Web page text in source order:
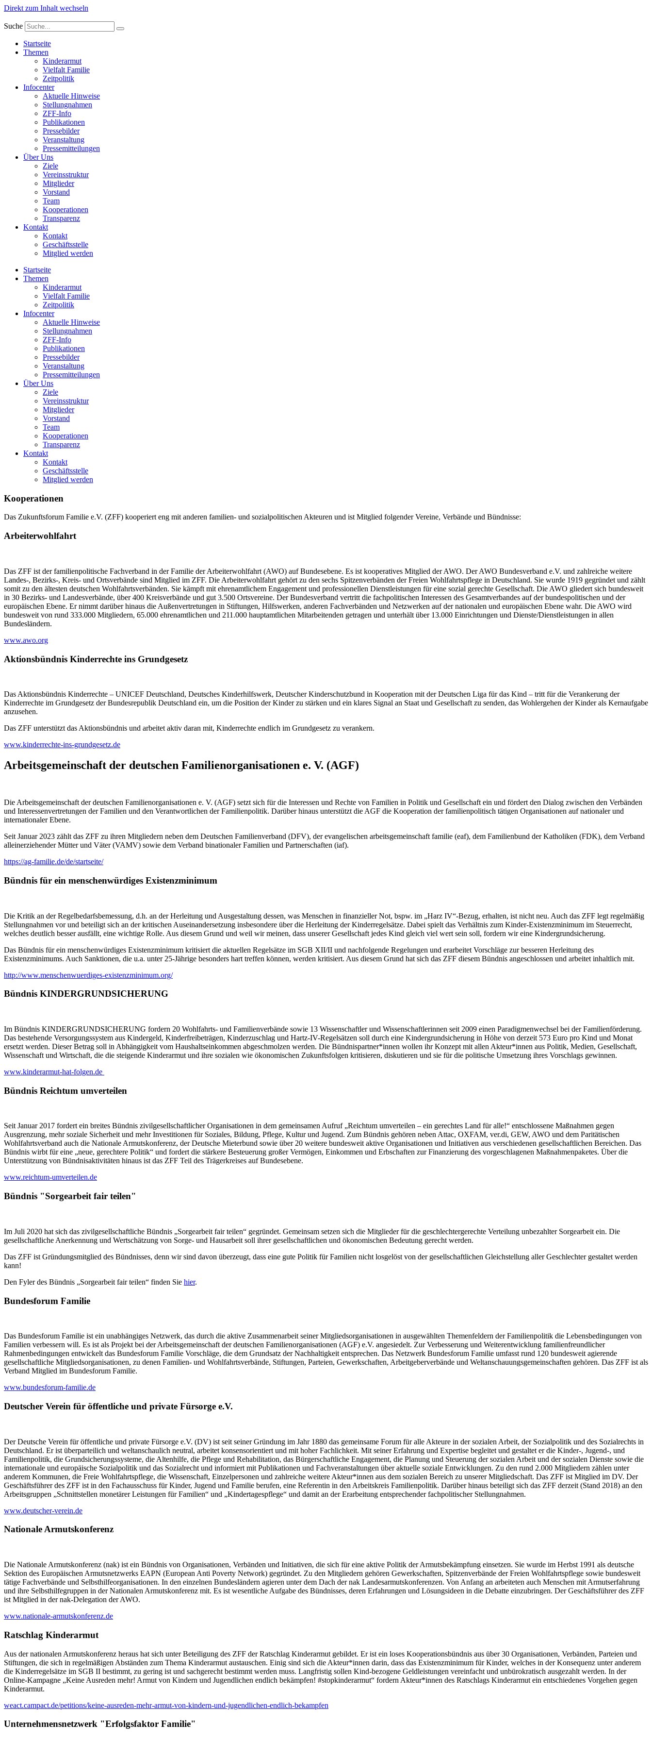
Direkt zum Inhalt wechseln
Suche
Startseite
Themen
Kinderarmut
Vielfalt Familie
Zeitpolitik
Infocenter
Aktuelle Hinweise
Stellungnahmen
ZFF-Info
Publikationen
Pressebilder
Veranstaltung
Pressemitteilungen
Über Uns
Ziele
Vereinsstruktur
Mitglieder
Vorstand
Team
Kooperationen
Transparenz
Kontakt
Kontakt
Geschäftsstelle
Mitglied werden
Startseite
Themen
Kinderarmut
Vielfalt Familie
Zeitpolitik
Infocenter
Aktuelle Hinweise
Stellungnahmen
ZFF-Info
Publikationen
Pressebilder
Veranstaltung
Pressemitteilungen
Über Uns
Ziele
Vereinsstruktur
Mitglieder
Vorstand
Team
Kooperationen
Transparenz
Kontakt
Kontakt
Geschäftsstelle
Mitglied werden
Kooperationen
Das Zukunftsforum Familie e.V. (ZFF) kooperiert eng mit anderen familien- und sozialpolitischen Akteuren und ist Mitglied folgender Vereine, Verbände und Bündnisse:
Arbeiterwohlfahrt
Das ZFF ist der familienpolitische Fachverband in der Familie der Arbeiterwohlfahrt (AWO) auf Bundesebene. Es ist kooperatives Mitglied der AWO. Der AWO Bundesverband e.V. und zahlreiche weitere
Landes-, Bezirks-, Kreis- und Ortsverbände sind Mitglied im ZFF. Die Arbeiterwohlfahrt gehört zu den sechs Spitzenverbänden der Freien Wohlfahrtspflege in Deutschland. Sie wurde 1919 gegründet und zählt
somit zu den ältesten deutschen Wohlfahrtsverbänden. Sie kämpft mit ehrenamtlichem Engagement und professionellen Dienstleistungen für eine sozial gerechte Gesellschaft. Die AWO gliedert sich bundesweit
in 30 Bezirks- und Landesverbände, über 400 Kreisverbände und gut 3.500 Ortsvereine. Der Bundesverband vertritt die fachpolitischen Interessen des Gesamtverbandes auf der bundespolitischen und der
europäischen Ebene. Er nimmt darüber hinaus die Außenvertretungen in Stiftungen, Hilfswerken, anderen Fachverbänden und Netzwerken auf der nationalen und europäischen Ebene wahr. Die AWO wird
bundesweit von rund 333.000 Mitgliedern, 65.000 ehrenamtlichen und 211.000 hauptamtlichen Mitarbeitenden getragen und unterhält über 13.000 Einrichtungen und Dienste/Dienstleistungen in allen
Bundesländern.
www.awo.org
Aktionsbündnis Kinderrechte ins Grundgesetz
Das Aktionsbündnis Kinderrechte – UNICEF Deutschland, Deutsches Kinderhilfswerk, Deutscher Kinderschutzbund in Kooperation mit der Deutschen Liga für das Kind – tritt für die Verankerung der
Kinderrechte im Grundgesetz der Bundesrepublik Deutschland ein, um die Position der Kinder zu stärken und ein klares Signal an Staat und Gesellschaft zu senden, das Wohlergehen der Kinder als Kernaufgabe
anzusehen.
Das ZFF unterstützt das Aktionsbündnis und arbeitet aktiv daran mit, Kinderrechte endlich im Grundgesetz zu verankern.
www.kinderrechte-ins-grundgesetz.de
Arbeitsgemeinschaft der deutschen Familienorganisationen e. V. (AGF)
Die Arbeitsgemeinschaft der deutschen Familienorganisationen e. V. (AGF) setzt sich für die Interessen und Rechte von Familien in Politik und Gesellschaft ein und fördert den Dialog zwischen den Verbänden
und Interessenvertretungen der Familien und den Verantwortlichen der Familienpolitik. Darüber hinaus unterstützt die AGF die Kooperation der familienpolitisch tätigen Organisationen auf nationaler und
internationaler Ebene.
Seit Januar 2023 zählt das ZFF zu ihren Mitgliedern neben dem Deutschen Familienverband (DFV), der evangelischen arbeitsgemeinschaft familie (eaf), dem Familienbund der Katholiken (FDK), dem Verband
alleinerziehender Mütter und Väter (VAMV) sowie dem Verband binationaler Familien und Partnerschaften (iaf).
https://ag-familie.de/de/startseite/
Bündnis für ein menschenwürdiges Existenzminimum
Die Kritik an der Regelbedarfsbemessung, d.h. an der Herleitung und Ausgestaltung dessen, was Menschen in finanzieller Not, bspw. im „Harz IV“-Bezug, erhalten, ist nicht neu. Auch das ZFF legt regelmäßig
Stellungnahmen vor und beteiligt sich an der kritischen Auseinandersetzung insbesondere über die Herleitung der Kinderregelsätze. Dabei spielt das Verhältnis zum Kinder-Existenzminimum im Steuerrecht,
welches deutlich besser ausfällt, eine wichtige Rolle. Aus diesem Grund und weil wir meinen, dass unserer Gesellschaft jedes Kind gleich viel wert sein soll, fordern wir eine Kindergrundsicherung.
Das Bündnis für ein menschenwürdiges Existenzminimum kritisiert die aktuellen Regelsätze im SGB XII/II und nachfolgende Regelungen und erarbeitet Vorschläge zur besseren Herleitung des
Existenzminimums. Auch Sanktionen, die u.a. unter 25-Jährige besonders hart treffen können, werden kritisiert. Aus diesem Grund hat sich das ZFF diesem Bündnis angeschlossen und arbeitet inhaltlich mit.
http://www.menschenwuerdiges-existenzminimum.org/
Bündnis KINDERGRUNDSICHERUNG
Im Bündnis KINDERGRUNDSICHERUNG fordern 20 Wohlfahrts- und Familienverbände sowie 13 Wissenschaftler und Wissenschaftlerinnen seit 2009 einen Paradigmenwechsel bei der Familienförderung.
Das bestehende Versorgungssystem aus Kindergeld, Kinderfreibeträgen, Kinderzuschlag und Hartz-IV-Regelsätzen soll durch eine Kindergrundsicherung in Höhe von derzeit 573 Euro pro Kind und Monat
ersetzt werden. Dieser Betrag soll in Abhängigkeit vom Haushaltseinkommen abgeschmolzen werden. Die Bündnispartner*innen wollen ihr Konzept mit allen Akteur*innen aus Politik, Medien, Gesellschaft,
Wissenschaft und Wirtschaft, die die steigende Kinderarmut und ihre sozialen wie ökonomischen Zukunftsfolgen kritisieren, diskutieren und sie für die politische Umsetzung ihres Vorschlags gewinnen.
www.kinderarmut-hat-folgen.de
Bündnis Reichtum umverteilen
Seit Januar 2017 fordert ein breites Bündnis zivilgesellschaftlicher Organisationen in dem gemeinsamen Aufruf „Reichtum umverteilen – ein gerechtes Land für alle!“ entschlossene Maßnahmen gegen
Ausgrenzung, mehr soziale Sicherheit und mehr Investitionen für Soziales, Bildung, Pflege, Kultur und Jugend. Zum Bündnis gehören neben Attac, OXFAM, ver.di, GEW, AWO und dem Paritätischen
Wohlfahrtsverband auch die Nationale Armutskonferenz, der Deutsche Mieterbund sowie über 20 weitere bundesweit aktive Organisationen und Initiativen aus verschiedenen gesellschaftlichen Bereichen. Das
Bündnis wirbt für eine „neue, gerechtere Politik“ und fordert die stärkere Besteuerung großer Vermögen, Einkommen und Erbschaften zur Finanzierung des vorgeschlagenen Maßnahmenpaketes. Über die
Unterstützung von Bündnisaktivitäten hinaus ist das ZFF Teil des Trägerkreises auf Bundesebene.
www.reichtum-umverteilen.de
Bündnis "Sorgearbeit fair teilen"
Im Juli 2020 hat sich das zivilgesellschaftliche Bündnis „Sorgearbeit fair teilen“ gegründet. Gemeinsam setzen sich die Mitglieder für die geschlechtergerechte Vertei­lung unbezahlter Sorgearbeit ein. Die
gesellschaftliche Anerkennung und Wertschätzung von Sorge- und Hausarbeit soll ihrer gesellschaftlichen und ökonomischen Bedeutung gerecht werden.
Das ZFF ist Gründungsmitglied des Bündnisses, denn wir sind davon überzeugt, dass eine gute Politik für Familien nicht losgelöst von der gesellschaftlichen Gleichstellung aller Geschlechter gestaltet werden
kann!
Den Fyler des Bündnis „Sorgearbeit fair teilen“ finden Sie hier.
Bundesforum Familie
Das Bundesforum Familie ist ein unabhängiges Netzwerk, das durch die aktive Zusammenarbeit seiner Mitgliedsorganisationen in ausgewählten Themenfeldern der Familienpolitik die Lebensbedingungen von
Familien verbessern will. Es ist als Projekt bei der Arbeitsgemeinschaft der deutschen Familienorganisationen (AGF) e.V. angesiedelt. Zur Verbesserung und Weiterentwicklung familienfreundlicher
Rahmenbedingungen entwickelt das Bundesforum Familie Vorschläge, die dem Grundsatz der Nachhaltigkeit entsprechen. Das Netzwerk Bundesforum Familie umfasst rund 120 bundesweit agierende
gesellschaftliche Mitgliedsorganisationen, zu denen Familien- und Wohlfahrtsverbände, Stiftungen, Parteien, Gewerkschaften, Arbeitgeberverbände und Weltanschauungsgemeinschaften gehören. Das ZFF ist als
Verband Mitglied im Bundesforum Familie.
www.bundesforum-familie.de
Deutscher Verein für öffentliche und private Fürsorge e.V.
Der Deutsche Verein für öffentliche und private Fürsorge e.V. (DV) ist seit seiner Gründung im Jahr 1880 das gemeinsame Forum für alle Akteure in der sozialen Arbeit, der Sozialpolitik und des Sozialrechts in
Deutschland. Er ist überparteilich und weltanschaulich neutral, arbeitet konsensorientiert und mit hoher Fachlichkeit. Mit seiner Erfahrung und Expertise begleitet und gestaltet er die Kinder-, Jugend-, und
Familienpolitik, die Grundsicherungssysteme, die Altenhilfe, die Pflege und Rehabilitation, das Bürgerschaftliche Engagement, die Planung und Steuerung der sozialen Arbeit und der sozialen Dienste sowie die
internationale und europäische Sozialpolitik und das Sozialrecht und informiert mit Publikationen und Fachveranstaltungen über aktuelle soziale Entwicklungen. Zu den rund 2.000 Mitgliedern zählen unter
anderem Kommunen, die Freie Wohlfahrtspflege, die Wissenschaft, Einzelpersonen und zahlreiche weitere Akteur*innen aus dem sozialen Bereich zu unserer Mitgliedschaft. Das ZFF ist Mitglied im DV. Der
Geschäftsführer des ZFF ist in den Fachausschuss für Kinder, Jugend und Familie berufen, eine Referentin in den Arbeitskreis Familienpolitik. Darüber hinaus beteiligt sich das ZFF derzeit (Stand 2018) an den
Arbeitsgruppen „Schnittstellen monetärer Leistungen für Familien“ und „Kindertagespflege“ und damit an der Erarbeitung entsprechender fachpolitischer Stellungnahmen.
www.deutscher-verein.de
Nationale Armutskonferenz
Die Nationale Armutskonferenz (nak) ist ein Bündnis von Organisationen, Verbänden und Initiativen, die sich für eine aktive Politik der Armutsbekämpfung einsetzen. Sie wurde im Herbst 1991 als deutsche
Sektion des Europäischen Armutsnetzwerks EAPN (European Anti Poverty Network) gegründet. Zu den Mitgliedern gehören Gewerkschaften, Spitzenverbände der Freien Wohlfahrtspflege sowie bundesweit
tätige Fachverbände und Selbsthilfeorganisationen. In den einzelnen Bundesländern agieren unter dem Dach der nak Landesarmutskonferenzen. Von Anfang an arbeiteten auch Menschen mit Armutserfahrung
und ihre Selbsthilfegruppen in der Nationalen Armutskonferenz mit. Es ist wesentliche Aufgabe des Bündnisses, deren Erfahrungen und Lösungsideen in die Debatte einzubringen. Der Geschäftsführer des ZFF
ist Mitglied in der nak-Delegation der AWO.
www.nationale-armutskonferenz.de
Ratschlag Kinderarmut
Aus der nationalen Armutskonferenz heraus hat sich unter Beteiligung des ZFF der Ratschlag Kinderarmut gebildet. Er ist ein loses Kooperationsbündnis aus über 30 Organisationen, Verbänden, Parteien und
Stiftungen, die sich in regelmäßigen Abständen zum Thema Kinderarmut austauschen. Einig sind sich die Akteur*innen darin, dass das Existenzminimum für Kinder, welches in der Konsequenz unter anderem
die Kinderregelsätze im SGB II bestimmt, zu gering ist und sachgerecht bestimmt werden muss. Langfristig sollen Kind-bezogene Geldleistungen vereinfacht und unbürokratisch ausgezahlt werden. In der
Online-Kampagne „Keine Ausreden mehr! Armut von Kindern und Jugendlichen endlich bekämpfen! #stopkinderarmut“ fordern Akteur*innen des Ratschlags Kinderarmut ein entschiedenes Vorgehen gegen
Kinderarmut.
weact.campact.de/petitions/keine-ausreden-mehr-armut-von-kindern-und-jugendlichen-endlich-bekampfen
Unternehmensnetzwerk "Erfolgsfaktor Familie"